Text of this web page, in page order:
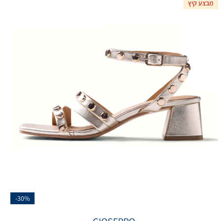
מבצע קיץ
-30%